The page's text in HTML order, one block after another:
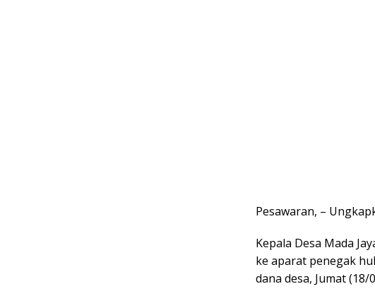
Pesawaran, –
Kepala Desa Mada
ke aparat penegak
dana desa, Jumat (18/